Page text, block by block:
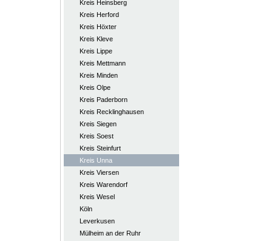
Kreis Heinsberg
Kreis Herford
Kreis Höxter
Kreis Kleve
Kreis Lippe
Kreis Mettmann
Kreis Minden
Kreis Olpe
Kreis Paderborn
Kreis Recklinghausen
Kreis Siegen
Kreis Soest
Kreis Steinfurt
Kreis Unna
Kreis Viersen
Kreis Warendorf
Kreis Wesel
Köln
Leverkusen
Mülheim an der Ruhr